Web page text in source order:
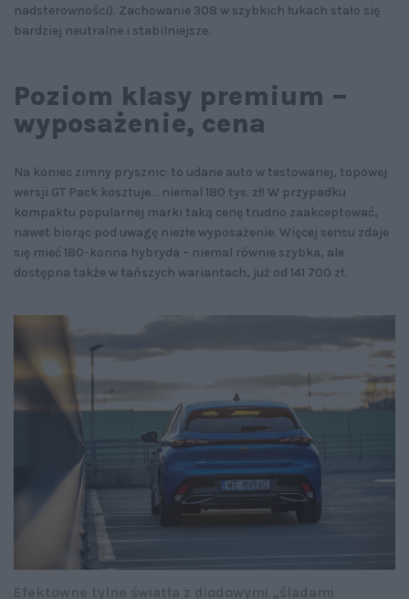
nadsterowności). Zachowanie 308 w szybkich łukach stało się
bardziej neutralne i stabilniejsze.
Poziom klasy premium –
wyposażenie, cena
Na koniec zimny prysznic: to udane auto w testowanej, topowej
wersji GT Pack kosztuje... niemal 180 tys. zł! W przypadku
kompaktu popularnej marki taką cenę trudno zaakceptować,
nawet biorąc pod uwagę niezłe wyposażenie. Więcej sensu zdaje
się mieć 180-konna hybryda – niemal równie szybka, ale
dostępna także w tańszych wariantach, już od 141 700 zł.